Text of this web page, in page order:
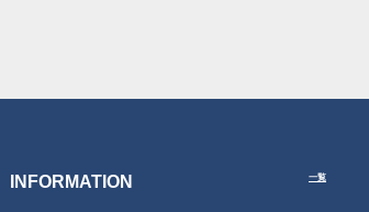
INFORMATION 一覧